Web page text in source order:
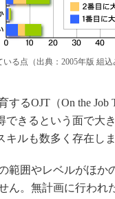
る点（出典：2005年版 組込
るOJT（On the Job
きるという面で大
ルも数多く存在しま
囲やレベルがほか
ん。無計画に行われ